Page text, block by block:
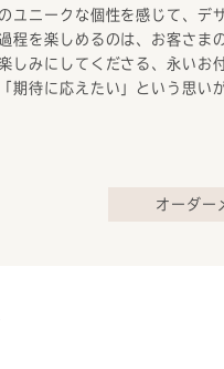
ユニークな個性を感じて、デ
程を楽しめるのは、お客さま
しみにしてくださる、永いお
期待に応えたい」という思
オーダー